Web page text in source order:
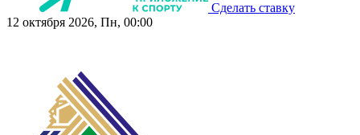
Сделать ставку
12 октября 2026, Пн, 00:00